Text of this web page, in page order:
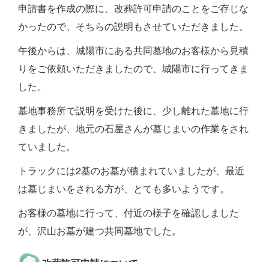
申請書を作成の際に、改葬許可申請のことをご存じな
かったので、そちらの説明もさせていただきました。
午後からは、城陽市にある共同墓地のお客様から見積
りをご依頼いただきましたので、城陽市に行ってきま
した。
墓地事務所で説明を受けた後に、少し離れた墓地に行
きましたが、地元の石屋さんが墓じまいの作業をされ
ていました。
トラックには2基のお墓が積まれていましたが、最近
は墓じまいをされる方が、とても多いようです。
お客様の墓地に行って、付近の様子を確認しました
が、沢山お墓が建つ共同墓地でした。